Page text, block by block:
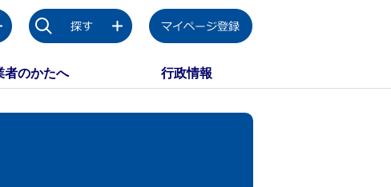
者のかたへ 行政情報